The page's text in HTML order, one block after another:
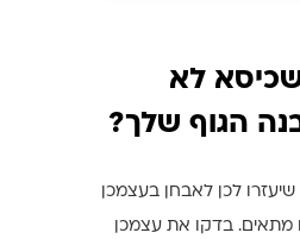
לא
הגוף שלך?
שיעזרו לכן לאבחן בעצמכן
מתאים. בדקו את עצמכן